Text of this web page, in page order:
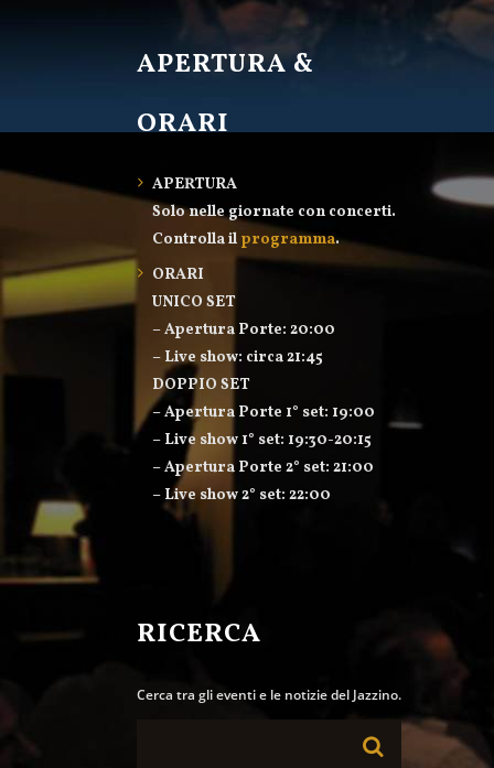
APERTURA &
ORARI
APERTURA
Solo nelle giornate con concerti.
Controlla il programma.
ORARI
UNICO SET
– Apertura Porte: 20:00
– Live show: circa 21:45
DOPPIO SET
– Apertura Porte 1° set: 19:00
– Live show 1° set: 19:30-20:15
– Apertura Porte 2° set: 21:00
– Live show 2° set: 22:00
RICERCA
Cerca tra gli eventi e le notizie del Jazzino.